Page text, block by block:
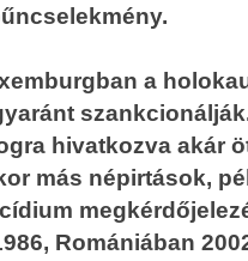
a
hivatkozva akár
más népirtások,
Romániában